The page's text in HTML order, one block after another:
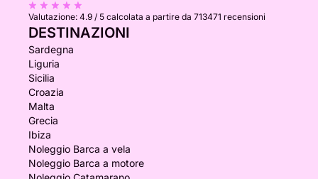
Valutazione: 4.9 / 5 calcolata a partire da 713471 recensioni
DESTINAZIONI
Sardegna
Liguria
Sicilia
Croazia
Malta
Grecia
Ibiza
Noleggio Barca a vela
Noleggio Barca a motore